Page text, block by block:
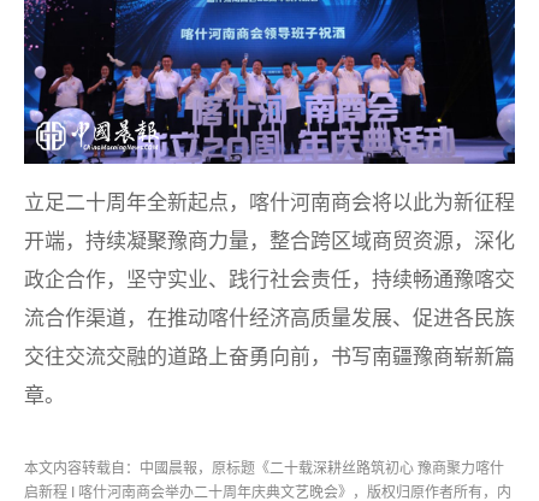
立足二十周年全新起点，喀什河南商会将以此为新征程
开端，持续凝聚豫商力量，整合跨区域商贸资源，深化
政企合作，坚守实业、践行社会责任，持续畅通豫喀交
流合作渠道，在推动喀什经济高质量发展、促进各民族
交往交流交融的道路上奋勇向前，书写南疆豫商崭新篇
章。
本文内容转载自：中國晨報，原标题《二十载深耕丝路筑初心 豫商聚力喀什
启新程 I 喀什河南商会举办二十周年庆典文艺晚会》，版权归原作者所有，内